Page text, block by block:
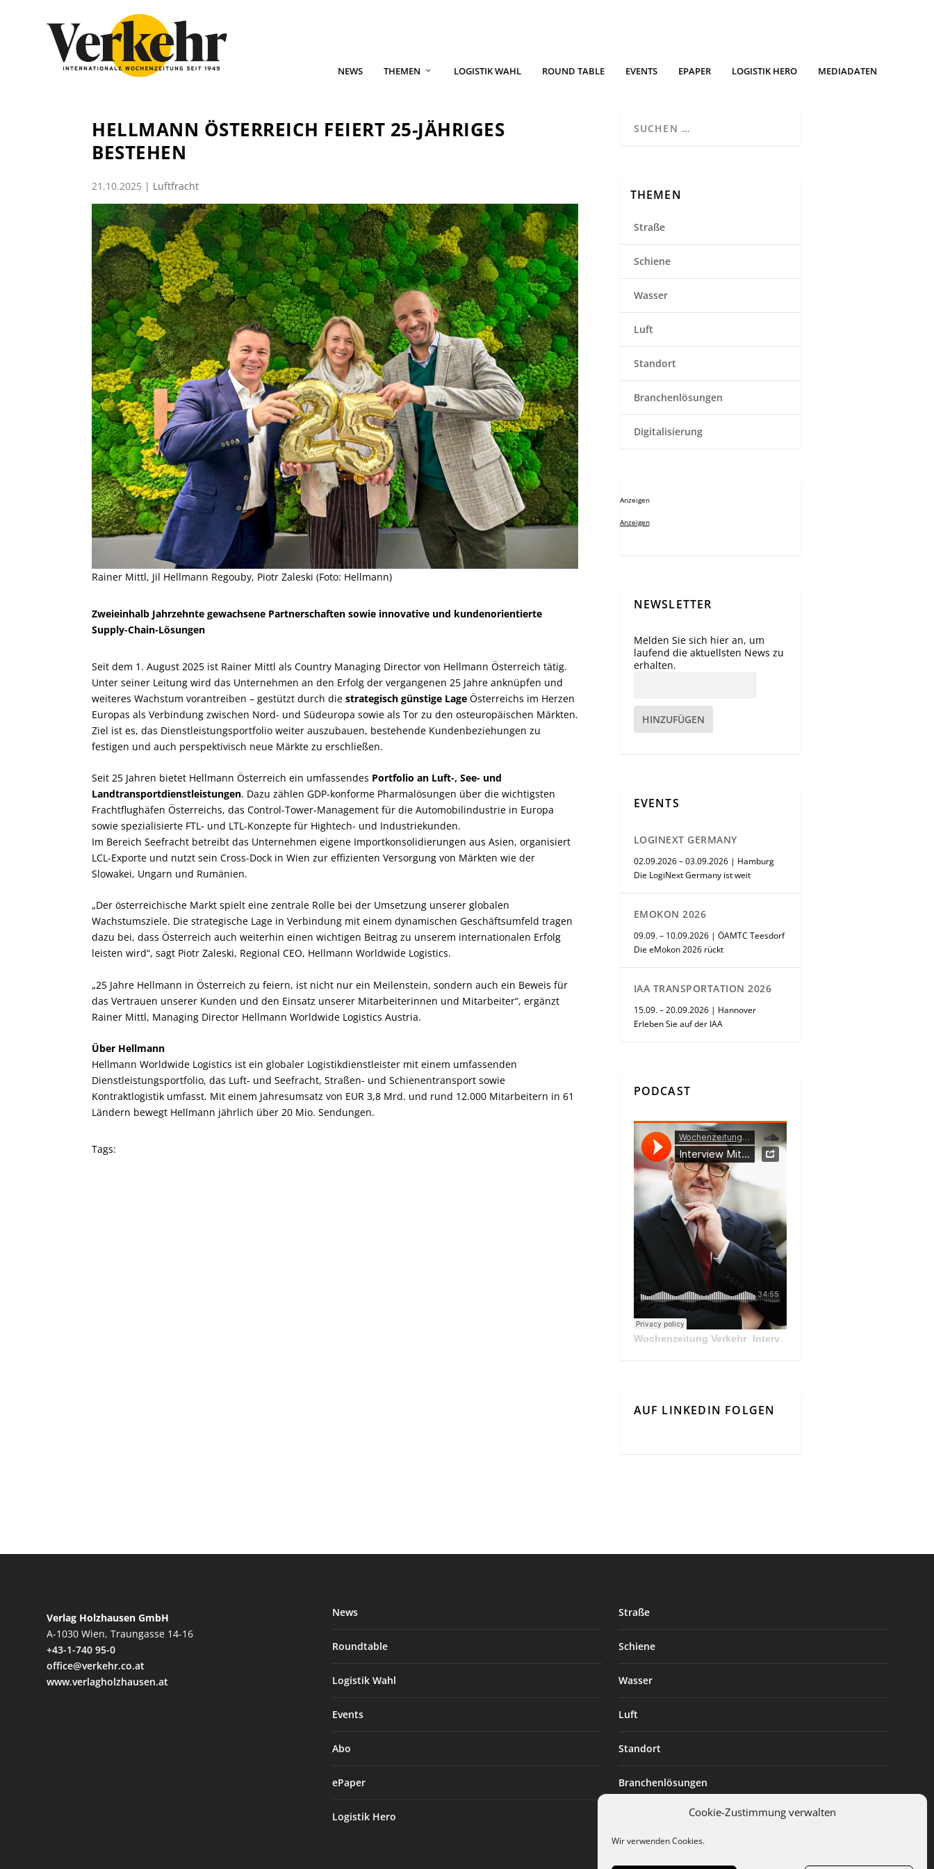
Cookie-Zustimmung verwalten
Wir verwenden Cookies.
NEWS THEMEN LOGISTIK WAHL ROUND TABLE EVENTS EPAPER LOGISTIK HERO MEDIADATEN
HELLMANN ÖSTERREICH FEIERT 25-JÄHRIGES
BESTEHEN
21.10.2025 | Luftfracht
Rainer Mittl, Jil Hellmann Regouby, Piotr Zaleski (Foto: Hellmann)
Zweieinhalb Jahrzehnte gewachsene Partnerschaften sowie innovative und kundenorientierte
Supply-Chain-Lösungen
Seit dem 1. August 2025 ist Rainer Mittl als Country Managing Director von Hellmann Österreich tätig.
Unter seiner Leitung wird das Unternehmen an den Erfolg der vergangenen 25 Jahre anknüpfen und
weiteres Wachstum vorantreiben – gestützt durch die strategisch günstige Lage Österreichs im Herzen
Europas als Verbindung zwischen Nord- und Südeuropa sowie als Tor zu den osteuropäischen Märkten.
Ziel ist es, das Dienstleistungsportfolio weiter auszubauen, bestehende Kundenbeziehungen zu
festigen und auch perspektivisch neue Märkte zu erschließen.
Seit 25 Jahren bietet Hellmann Österreich ein umfassendes Portfolio an Luft-, See- und
Landtransportdienstleistungen. Dazu zählen GDP-konforme Pharmalösungen über die wichtigsten
Frachtflughäfen Österreichs, das Control-Tower-Management für die Automobilindustrie in Europa
sowie spezialisierte FTL- und LTL-Konzepte für Hightech- und Industriekunden.
Im Bereich Seefracht betreibt das Unternehmen eigene Importkonsolidierungen aus Asien, organisiert
LCL-Exporte und nutzt sein Cross-Dock in Wien zur effizienten Versorgung von Märkten wie der
Slowakei, Ungarn und Rumänien.
„Der österreichische Markt spielt eine zentrale Rolle bei der Umsetzung unserer globalen
Wachstumsziele. Die strategische Lage in Verbindung mit einem dynamischen Geschäftsumfeld tragen
dazu bei, dass Österreich auch weiterhin einen wichtigen Beitrag zu unserem internationalen Erfolg
leisten wird“, sagt Piotr Zaleski, Regional CEO, Hellmann Worldwide Logistics.
„25 Jahre Hellmann in Österreich zu feiern, ist nicht nur ein Meilenstein, sondern auch ein Beweis für
das Vertrauen unserer Kunden und den Einsatz unserer Mitarbeiterinnen und Mitarbeiter“, ergänzt
Rainer Mittl, Managing Director Hellmann Worldwide Logistics Austria.
Über Hellmann
Hellmann Worldwide Logistics ist ein globaler Logistikdienstleister mit einem umfassenden
Dienstleistungsportfolio, das Luft- und Seefracht, Straßen- und Schienentransport sowie
Kontraktlogistik umfasst. Mit einem Jahresumsatz von EUR 3,8 Mrd. und rund 12.000 Mitarbeitern in 61
Ländern bewegt Hellmann jährlich über 20 Mio. Sendungen.
Tags:
THEMEN
Straße
Schiene
Wasser
Luft
Standort
Branchenlösungen
Digitalisierung
Anzeigen
Anzeigen
NEWSLETTER
Melden Sie sich hier an, um
laufend die aktuellsten News zu
erhalten.
HINZUFÜGEN
EVENTS
LOGINEXT GERMANY
02.09.2026 – 03.09.2026 | Hamburg
Die LogiNext Germany ist weit
EMOKON 2026
09.09. – 10.09.2026 | ÖAMTC Teesdorf
Die eMokon 2026 rückt
IAA TRANSPORTATION 2026
15.09. – 20.09.2026 | Hannover
Erleben Sie auf der IAA
PODCAST
Wochenzeitung Verkehr· Interview Mit Andreas Matthä, CEO der ÖBB Holding
AUF LINKEDIN FOLGEN
Verlag Holzhausen GmbH
A-1030 Wien, Traungasse 14-16
+43-1-740 95-0
office@verkehr.co.at
www.verlagholzhausen.at
News
Roundtable
Logistik Wahl
Events
Abo
ePaper
Logistik Hero
Straße
Schiene
Wasser
Luft
Standort
Branchenlösungen